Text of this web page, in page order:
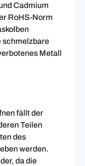
Cadmium
RoHS-Norm
schmelzbare
Metall
fällt der
Teilen
des
werden.
da die